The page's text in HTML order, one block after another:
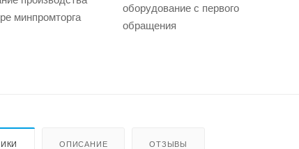
минпромторга
оборудование с первого
обращения
ОПИСАНИЕ ОТЗЫВЫ